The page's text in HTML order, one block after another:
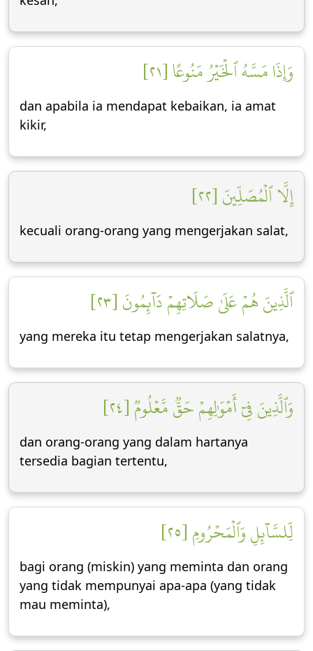
وَإِذَا مَسَّهُ ٱلۡخَيۡرُ مَنُوعًا [٢١]
dan apabila ia mendapat kebaikan, ia amat
kikir,
إِلَّا ٱلۡمُصَلِّينَ [٢٢]
kecuali orang-orang yang mengerjakan salat,
ٱلَّذِينَ هُمۡ عَلَىٰ صَلَاتِهِمۡ دَآئِمُونَ [٢٣]
yang mereka itu tetap mengerjakan salatnya,
وَٱلَّذِينَ فِيٓ أَمۡوَٰلِهِمۡ حَقّٞ مَّعۡلُومٞ [٢٤]
dan orang-orang yang dalam hartanya
tersedia bagian tertentu,
لِّلسَّآئِلِ وَٱلۡمَحۡرُومِ [٢٥]
bagi orang (miskin) yang meminta dan orang
yang tidak mempunyai apa-apa (yang tidak
mau meminta),